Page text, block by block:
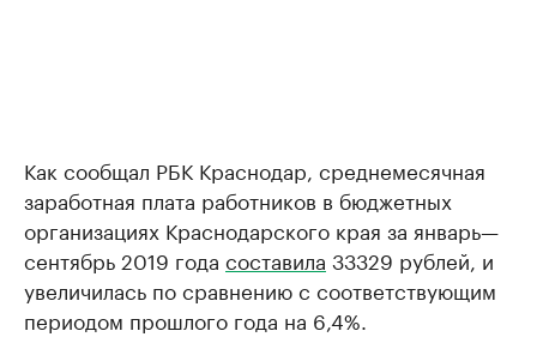
Как сообщал РБК Краснодар, среднемесячная
заработная плата работников в бюджетных
организациях Краснодарского края за январь—
сентябрь 2019 года составила 33329 рублей, и
увеличилась по сравнению с соответствующим
периодом прошлого года на 6,4%.